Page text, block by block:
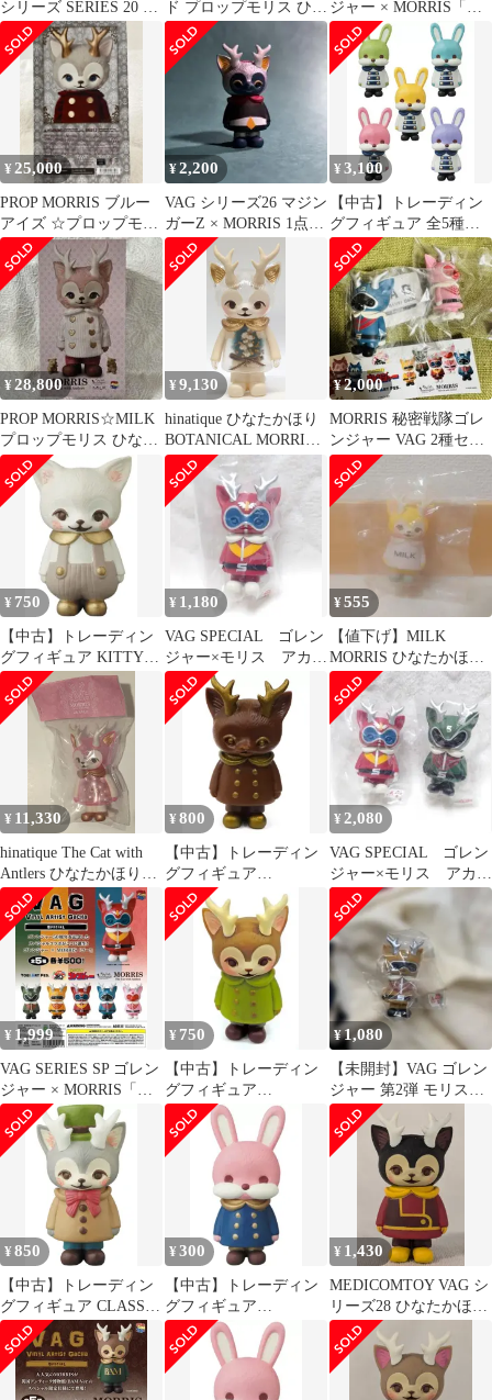
シリーズ SERIES 20 ひ
なたかほりコレクショ
ン KITTY MORRIS E
ド プロップモリス ひな
たかほり ミルク つのね
こ
ジャー × MORRIS「キ
レンジャー」
¥ 25,000
PROP MORRIS ブルー
アイズ ☆プロップモリ
ス ひなたかほり つのね
こ
¥2,200
VAG シリーズ26 マジン
ガーZ × MORRIS 1点
ひなたかほり
¥3,100
【中古】トレーディン
グフィギュア 全5種セ
ット 「VAG SERIES19
CONSTANTINE -Friend
of MORRIS- (アルスマ
グナ変身Ver.)」 タワー
レコード限定
¥28,800
PROP MORRIS☆MILK
プロップモリス ひなた
かほり ミルク つのねこ
¥9,130
hinatique ひなたかほり
BOTANICAL MORRIS
BLUE RAGRUS
¥2,000
MORRIS 秘密戦隊ゴレ
ンジャー VAG 2種セッ
ト
¥ 750
【中古】トレーディン
グフィギュア KITTY
MORRIS(薄茶) 「VAG
SERIES20 ひなたかほ
りコレクション KITTY
MORRIS」
¥ 1,180
VAG SPECIAL ゴレン
ジャー×モリス アカレ
ンジャー
¥555
【値下げ】MILK
MORRIS ひなたかほり
モリス ミニフィギュア
つのねこ
¥ 11,330
hinatique The Cat with
Antlers ひなたかほり
MORRIS Milk Pearl
¥800
【中古】トレーディン
グフィギュア
MORRIS(ビターチョコ
レート) 「VAG
SERIES16 MORRIS」
¥2,080
VAG SPECIAL ゴレン
ジャー×モリス アカレ
ンジャー ミドレンジ
ャー
¥ 1,999
VAG SERIES SP ゴレン
ジャー × MORRIS「２
点セット」
¥ 750
【中古】トレーディン
グフィギュア
MORRIS(薄茶/緑)
「VAG SERIES16
MORRIS」
¥1,080
【未開封】VAG ゴレン
ジャー 第2弾 モリス
MORIIS ガチャ イエ
ロー
¥850
【中古】トレーディン
グフィギュア CLASSY
MORRIS(コート 茶/リ
ボン 赤) 「VAG
SERIES20 ひなたかほ
りコレクション
¥300
【中古】トレーディン
グフィギュア
CONSTANTINE(青)
「VAG SERIES19
CONSTANTINE -Friend
of MORRIS-」
¥ 1,430
MEDICOMTOY VAG シ
リーズ28 ひなたかほり
MORRIS 茶/赤/黒